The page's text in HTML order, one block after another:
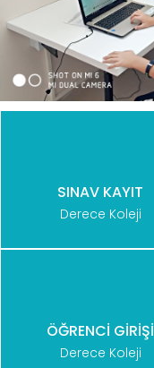
SINAV KAYIT
Derece Koleji
ÖĞRENCİ GİRİŞİ
Derece Koleji